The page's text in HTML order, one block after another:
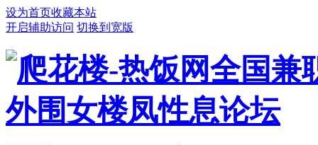
设为首页收藏本站
开启辅助访问 切换到宽版